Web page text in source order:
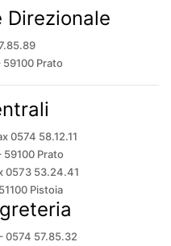
Direzionale
59100 Prato
0574 58.12.11
59100 Prato
0573 53.24.41
Pistoia
0574 57.85.32